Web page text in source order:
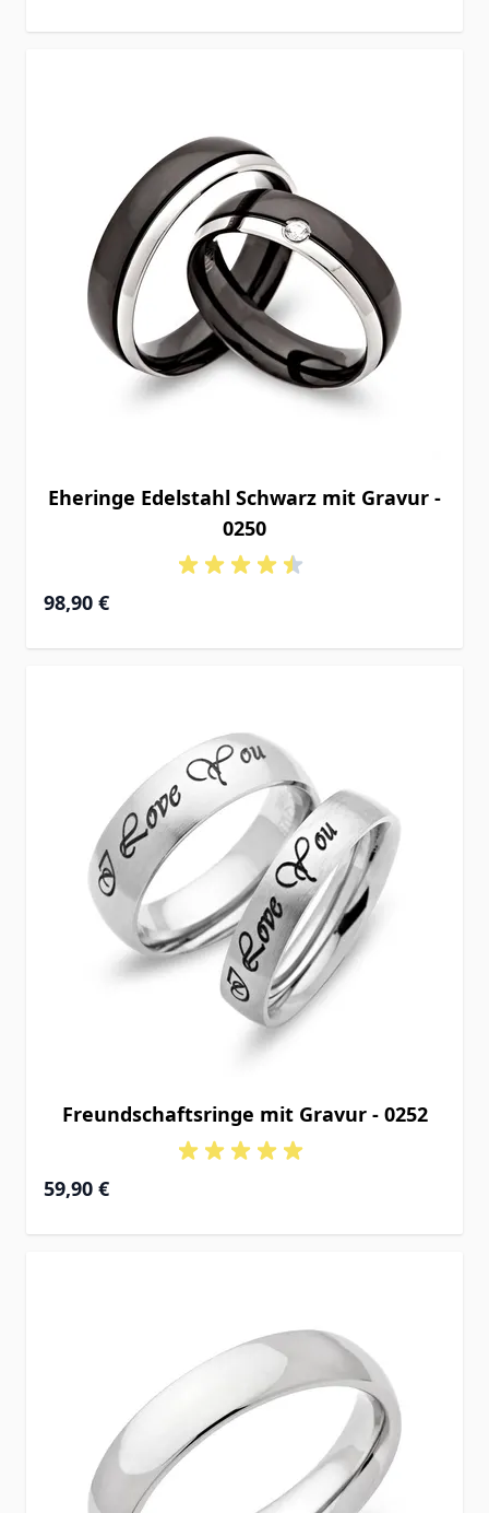
Eheringe Edelstahl Schwarz mit Gravur -
0250
98,90 €
Freundschaftsringe mit Gravur - 0252
59,90 €